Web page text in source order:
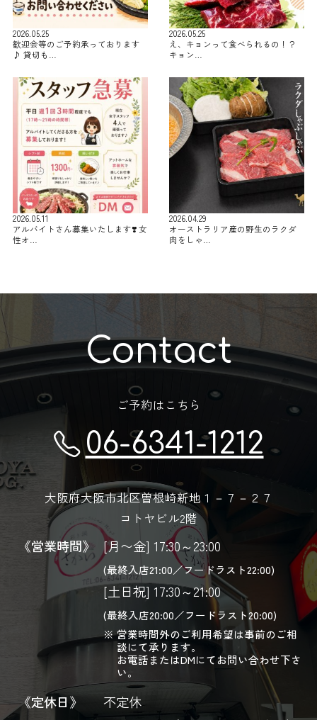
2026.05.25
歓迎会等のご予約承っております
♪ 貸切も…
2026.05.25
え、キョンって食べられるの！？
キョン…
2026.05.11
アルバイトさん募集いたします❣️ 女
性オ…
2026.04.29
オーストラリア産の野生のラクダ
肉をしゃ…
Contact
ご予約はこちら
06-6341-1212
大阪府大阪市北区曽根崎新地１－７－２７
コトヤビル2階
《営業時間》 [月〜金] 17:30～23:00
(最終入店21:00／フードラスト22:00)
[土日祝] 17:30～21:00
(最終入店20:00／フードラスト20:00)
営業時間外のご利用希望は事前のご相
談にて承ります。
お電話またはDMにてお問い合わせ下さ
い。
《定休日》
不定休